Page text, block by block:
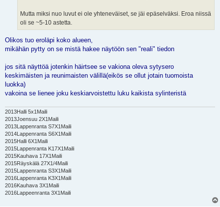
Mutta miksi nuo luvut ei ole yhteneväiset, se jäi epäselväksi. Eroa niissä
oli se ~5-10 astetta.
Olikos tuo eroläpi koko alueen,
mikähän pytty on se mistä hakee näytöön sen "reali" tiedon
jos sitä näyttöä jotenkin häirtsee se vakiona oleva sytysero
keskimäisten ja reunimaisten välillä(eikös se ollut jotain tuomoista
luokka)
vakoina se lienee joku keskiarvoistettu luku kaikista sylinteristä
2013Halli 5x1Maili
2013Joensuu 2X1Maili
2013Lappenranta S7X1Maili
2014Lappenranta S6X1Maili
2015Halli 6X1Maili
2015Lappenranta K17X1Maili
2015Kauhava 17X1Maili
2015Räyskälä 27X1/4Maili
2015Lappenranta S3X1Maili
2016Lappenranta K3X1Maili
2016Kauhava 3X1Maili
2016Lappeenranta 3X1Maili